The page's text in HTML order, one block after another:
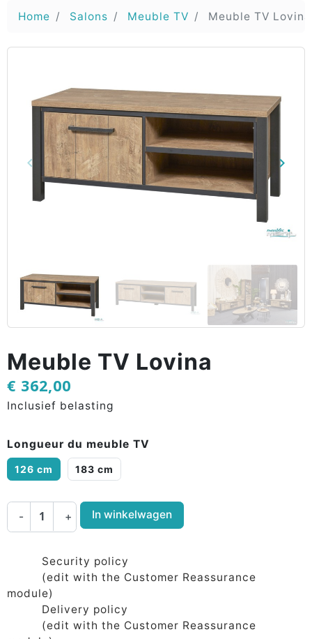
Home Salons Meuble TV Meuble TV Lovina
Vorige
keyboard_arrow_left keyboard_arrow_right
Meuble TV Lovina
€ 362,00
Inclusief belasting
Longueur du meuble TV
126 cm 183 cm
- + In winkelwagen
Security policy
(edit with the Customer Reassurance
module)
Delivery policy
(edit with the Customer Reassurance